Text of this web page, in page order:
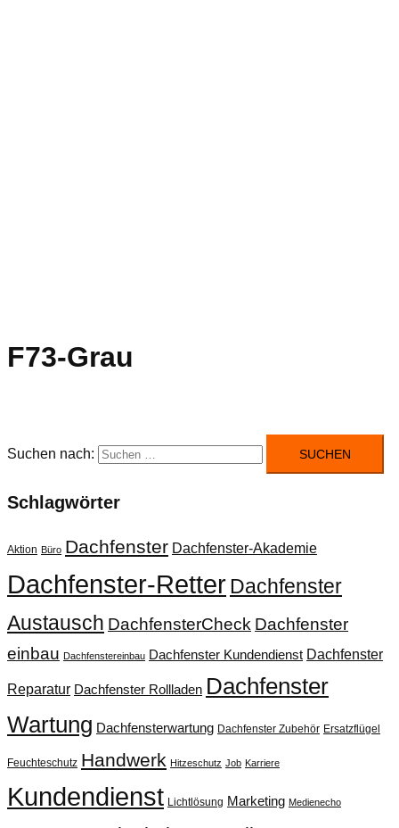
F73-Grau
Suchen nach:
Schlagwörter
Aktion Büro Dachfenster Dachfenster-Akademie
Dachfenster-RetterDachfenster
Austausch DachfensterCheck Dachfenster
einbau Dachfenstereinbau Dachfenster Kundendienst Dachfenster
Reparatur Dachfenster Rollladen Dachfenster
Wartung Dachfensterwartung Dachfenster Zubehör Ersatzflügel
Feuchteschutz Handwerk Hitzeschutz Job Karriere
Kundendienst Lichtlösung Marketing Medienecho